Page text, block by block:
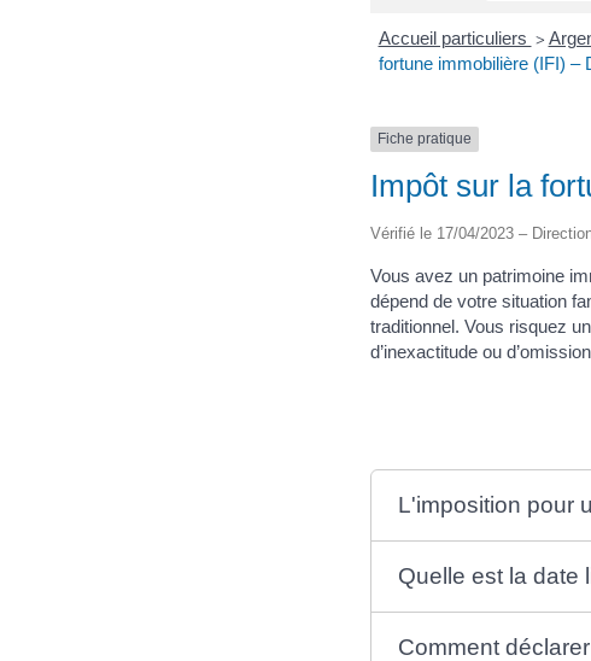
Accueil particuliers >
fortune immobilière (IFI) –
Fiche pratique
Impôt sur la
Vérifié le 17/04/2023 –
Vous avez un patrimoine
dépend de votre situation
traditionnel. Vous risquez
d’inexactitude ou
L'imposition pour
Quelle est la date
Comment